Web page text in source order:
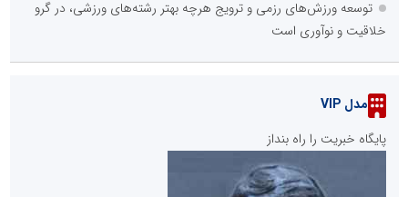
توسعه ورزش‌های رزمی و ترویج هرچه بهتر رشته‌های ورزشی، در گرو
خلاقیت و نوآوری است
مدل VIP
پایگاه خبریت را راه بنداز